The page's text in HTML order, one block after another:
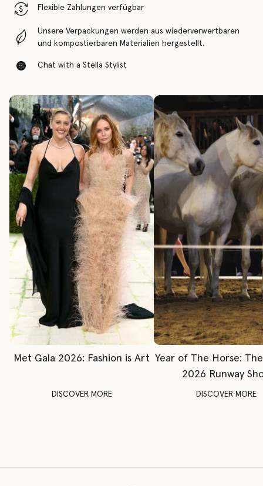
Flexible Zahlungen verfügbar
Unsere Verpackungen werden aus wiederverwertbaren
und kompostierbaren Materialien hergestellt.
Chat with a Stella Stylist
Met Gala 2026: Fashion is Art
DISCOVER MORE
Year of The Horse:
2026 Runway
DISCOVER MORE